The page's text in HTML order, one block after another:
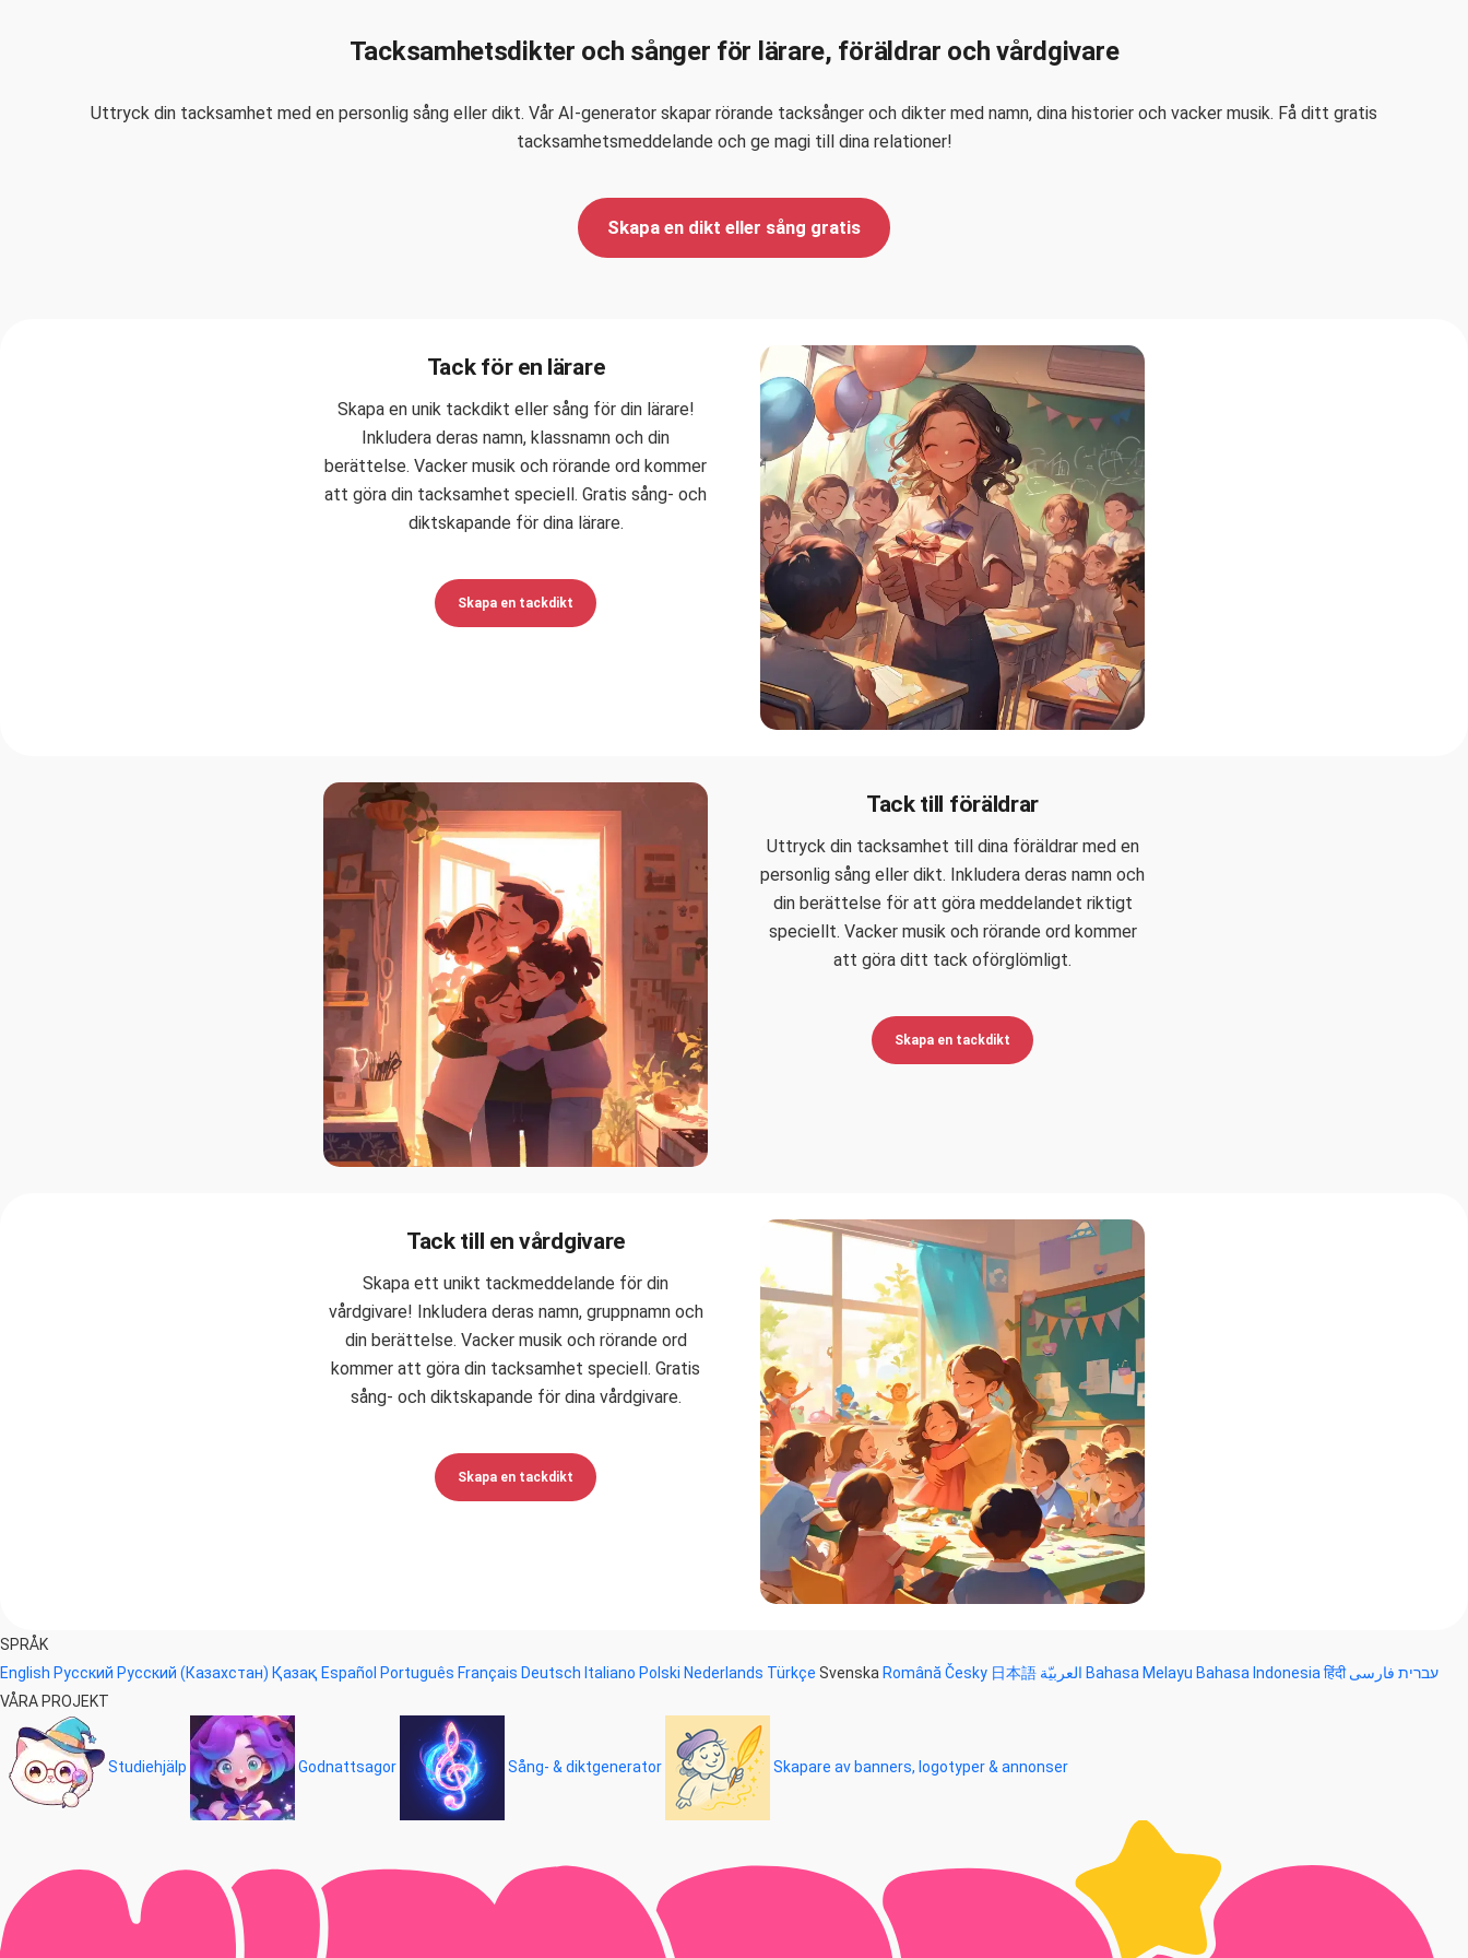
Tacksamhetsdikter och sånger för lärare, föräldrar och vårdgivare
Uttryck din tacksamhet med en personlig sång eller dikt. Vår AI-generator skapar rörande tacksånger och dikter med namn, dina historier och vacker musik. Få ditt gratis
tacksamhetsmeddelande och ge magi till dina relationer!
Skapa en dikt eller sång gratis
Tack för en lärare
Skapa en unik tackdikt eller sång för din lärare!
Inkludera deras namn, klassnamn och din
berättelse. Vacker musik och rörande ord kommer
att göra din tacksamhet speciell. Gratis sång- och
diktskapande för dina lärare.
Skapa en tackdikt
Tack till föräldrar
Uttryck din tacksamhet till dina föräldrar med en
personlig sång eller dikt. Inkludera deras namn och
din berättelse för att göra meddelandet riktigt
speciellt. Vacker musik och rörande ord kommer
att göra ditt tack oförglömligt.
Skapa en tackdikt
Tack till en vårdgivare
Skapa ett unikt tackmeddelande för din
vårdgivare! Inkludera deras namn, gruppnamn och
din berättelse. Vacker musik och rörande ord
kommer att göra din tacksamhet speciell. Gratis
sång- och diktskapande för dina vårdgivare.
Skapa en tackdikt
SPRÅK
English Русский Русский (Казахстан) Қазақ Español Português Français Deutsch Italiano Polski Nederlands Türkçe Svenska Română Česky 日本語 Bahasa Melayu Bahasa Indonesia हिंदी עברית فارسی
VÅRA PROJEKT
Studiehjälp Godnattsagor Sång- & diktgenerator Skapare av banners, logotyper & annonser